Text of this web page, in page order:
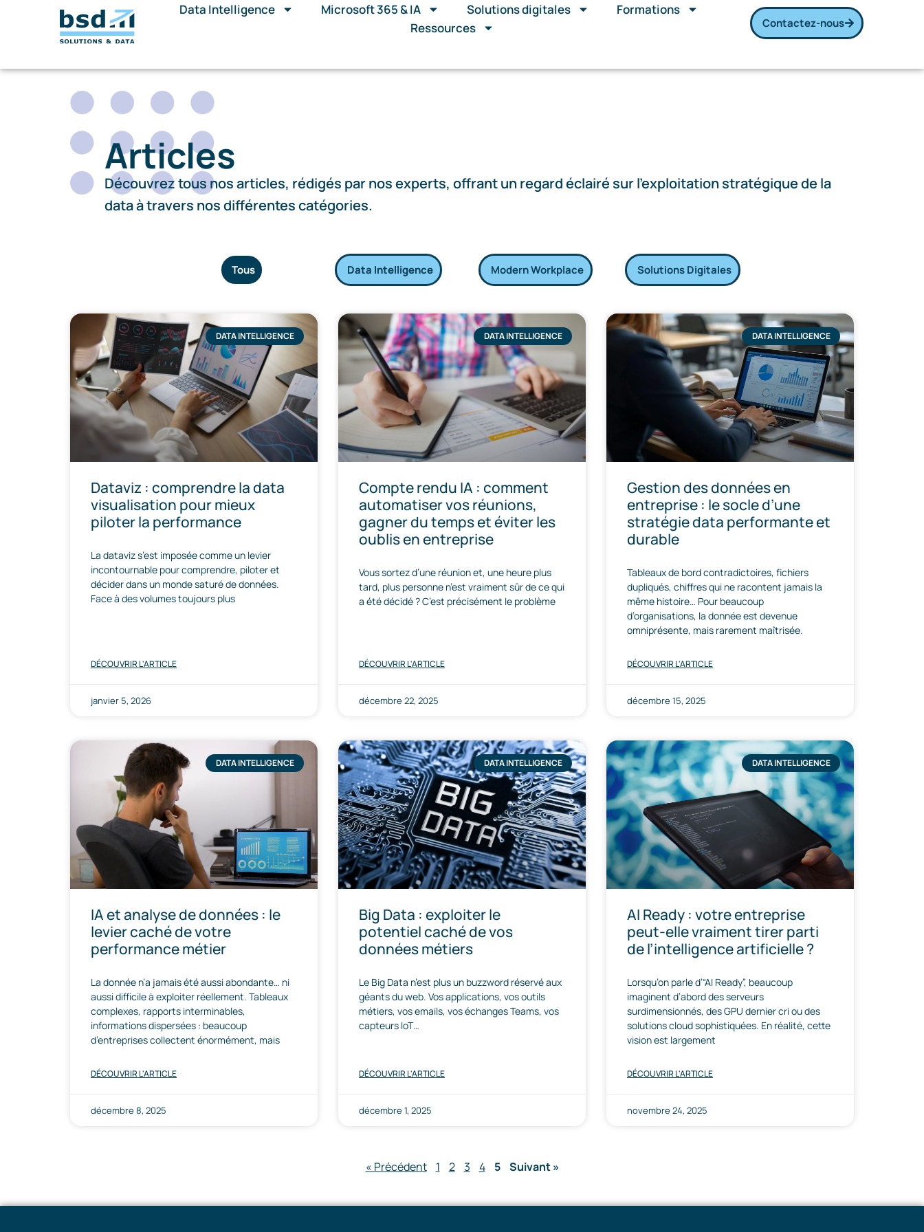
Data Intelligence Microsoft 365 & IA Solutions digitales
Formations
Ressources
Contactez-nous
Articles
Découvrez tous nos articles, rédigés par nos experts, offrant un regard éclairé sur l’exploitation stratégique de la
data à travers nos différentes catégories.
Tous Data Intelligence Modern Workplace Solutions Digitales
DATA INTELLIGENCE
Dataviz : comprendre la data
visualisation pour mieux
piloter la performance
La dataviz s’est imposée comme un levier
incontournable pour comprendre, piloter et
décider dans un monde saturé de données.
Face à des volumes toujours plus
DÉCOUVRIR L'ARTICLE
janvier 5, 2026
DATA INTELLIGENCE
Compte rendu IA : comment
automatiser vos réunions,
gagner du temps et éviter les
oublis en entreprise
Vous sortez d’une réunion et, une heure plus
tard, plus personne n’est vraiment sûr de ce qui
a été décidé ? C’est précisément le problème
DÉCOUVRIR L'ARTICLE
décembre 22, 2025
DATA INTELLIGENCE
Gestion des données en
entreprise : le socle d’une
stratégie data performante et
durable
Tableaux de bord contradictoires, fichiers
dupliqués, chiffres qui ne racontent jamais la
même histoire… Pour beaucoup
d’organisations, la donnée est devenue
omniprésente, mais rarement maîtrisée.
DÉCOUVRIR L'ARTICLE
décembre 15, 2025
DATA INTELLIGENCE
IA et analyse de données : le
levier caché de votre
performance métier
La donnée n’a jamais été aussi abondante… ni
aussi difficile à exploiter réellement. Tableaux
complexes, rapports interminables,
informations dispersées : beaucoup
d’entreprises collectent énormément, mais
DÉCOUVRIR L'ARTICLE
décembre 8, 2025
DATA INTELLIGENCE
Big Data : exploiter le
potentiel caché de vos
données métiers
Le Big Data n’est plus un buzzword réservé aux
géants du web. Vos applications, vos outils
métiers, vos emails, vos échanges Teams, vos
capteurs IoT…
DÉCOUVRIR L'ARTICLE
décembre 1, 2025
DATA INTELLIGENCE
AI Ready : votre entreprise
peut-elle vraiment tirer parti
de l’intelligence artificielle ?
Lorsqu’on parle d’“AI Ready”, beaucoup
imaginent d’abord des serveurs
surdimensionnés, des GPU dernier cri ou des
solutions cloud sophistiquées. En réalité, cette
vision est largement
DÉCOUVRIR L'ARTICLE
novembre 24, 2025
« Précédent 1 2 3 4 5 Suivant »